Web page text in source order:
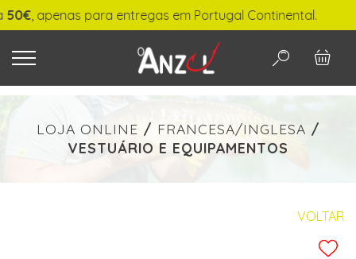
O QUE PROCURA?
-
, apenas para entregas em Portugal Continental.
LOJA ONLINE / FRANCESA/INGLESA /
VESTUÁRIO E EQUIPAMENTOS
VOLTAR